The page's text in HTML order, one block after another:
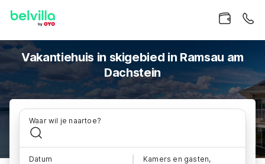
Vakantiehuis in skigebied in Ramsau am
Dachstein
Waar wil je naartoe?
Datum Kamers en gasten,